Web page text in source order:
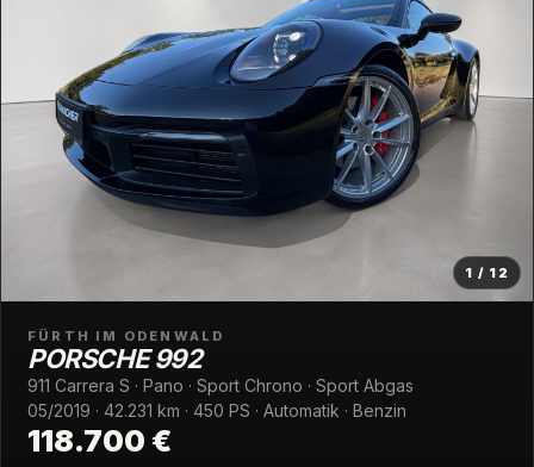
1 / 12
FÜRTH IM ODENWALD
PORSCHE 992
911 Carrera S · Pano · Sport Chrono · Sport Abgas
05/2019 · 42.231 km · 450 PS · Automatik · Benzin
118.700 €